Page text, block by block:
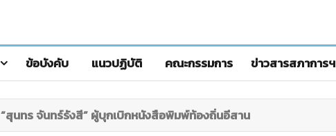
ข้อบังคับ แนวปฏิบัติ คณะกรรมการ ข่าวสารสภาการฯ
“สุนทร จันทร์รังสี” ผู้บุกเบิกหนังสือพิมพ์ท้องถิ่นอีสาน